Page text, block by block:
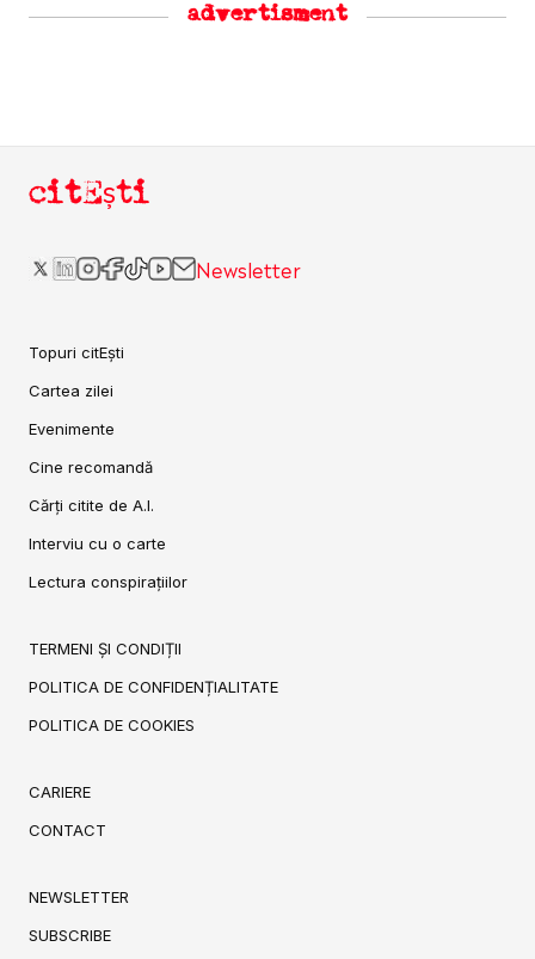
advertisment
citEști
Newsletter
Topuri citEști
Cartea zilei
Evenimente
Cine recomandă
Cărți citite de A.I.
Interviu cu o carte
Lectura conspirațiilor
TERMENI ȘI CONDIȚII
POLITICA DE CONFIDENȚIALITATE
POLITICA DE COOKIES
CARIERE
CONTACT
NEWSLETTER
SUBSCRIBE